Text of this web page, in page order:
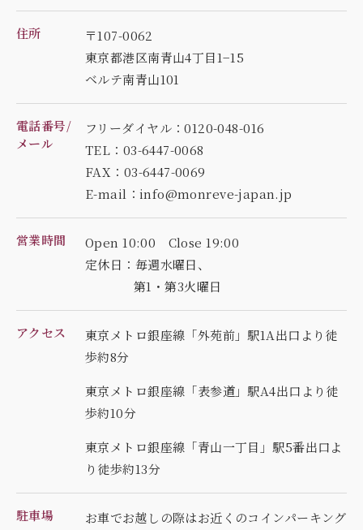
住所
〒107-0062
東京都港区南青山4丁目1−15
ベルテ南青山101
電話番号/
メール
フリーダイヤル：0120-048-016
TEL：03-6447-0068
FAX：03-6447-0069
E-mail：info@monreve-japan.jp
営業時間
Open 10:00 Close 19:00
定休日：毎週水曜日、
第1・第3火曜日
アクセス
東京メトロ銀座線「外苑前」駅1A出口より徒
歩約8分
東京メトロ銀座線「表参道」駅A4出口より徒
歩約10分
東京メトロ銀座線「青山一丁目」駅5番出口よ
り徒歩約13分
駐車場
お車でお越しの際はお近くのコインパーキング